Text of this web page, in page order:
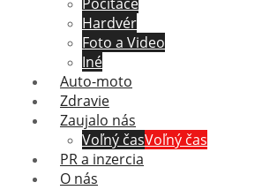
Hardvér
Foto a Video
Iné
Auto-moto
Zdravie
Zaujalo nás
Voľný časVoľný čas
PR a inzercia
O nás